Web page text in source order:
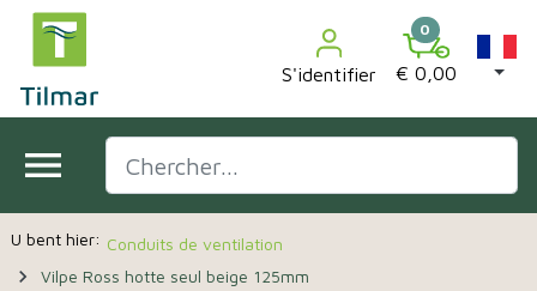
S'identifier
0
€ 0,00
menu
Conduits de ventilation
navigate_next Vilpe Ross hotte seul beige 125mm
